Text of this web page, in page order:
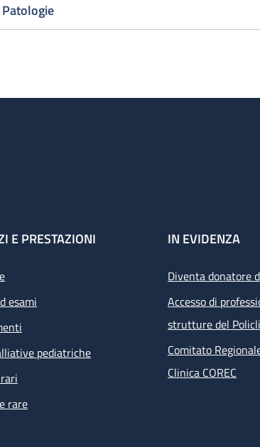
Patologie
E PRESTAZIONI
esami
pediatriche
rare
IN EVIDENZA
Diventa donatore
Accesso di
strutture del
Comitato
Clinica COREC